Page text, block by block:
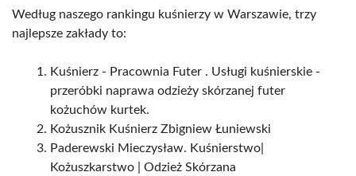
Według naszego rankingu kuśnierzy w Warszawie, trzy
najlepsze zakłady to:
Kuśnierz - Pracownia Futer . Usługi kuśnierskie -
przeróbki naprawa odzieży skórzanej futer
kożuchów kurtek.
Kożusznik Kuśnierz Zbigniew Łuniewski
Paderewski Mieczysław. Kuśnierstwo|
Kożuszkarstwo | Odzież Skórzana